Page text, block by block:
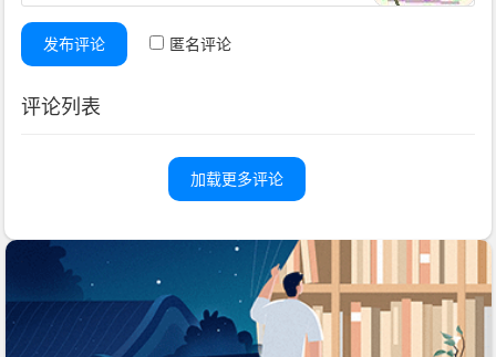
发布评论 匿名评论
评论列表
加载更多评论